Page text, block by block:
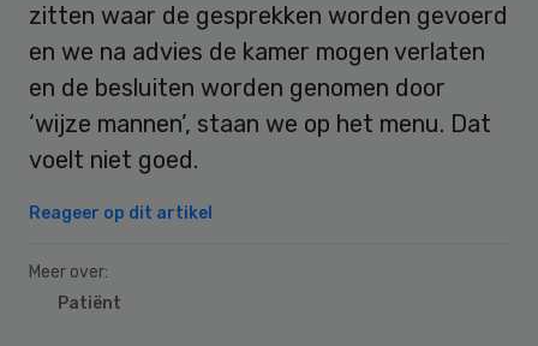
zitten waar de gesprekken worden gevoerd
en we na advies de kamer mogen verlaten
en de besluiten worden genomen door
‘wijze mannen’, staan we op het menu. Dat
voelt niet goed.
Reageer op dit artikel
Meer over:
Patiënt